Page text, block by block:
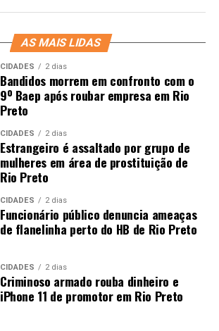
AS MAIS LIDAS
CIDADES 2 dias
Bandidos morrem em confronto com o
9º Baep após roubar empresa em Rio
Preto
CIDADES 2 dias
Estrangeiro é assaltado por grupo de
mulheres em área de prostituição de
Rio Preto
CIDADES 2 dias
Funcionário público denuncia ameaças
de flanelinha perto do HB de Rio Preto
CIDADES 2 dias
Criminoso armado rouba dinheiro e
iPhone 11 de promotor em Rio Preto